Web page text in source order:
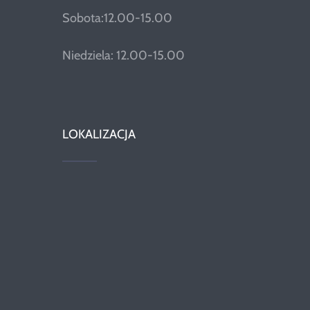
Sobota:12.00-15.00
Niedziela: 12.00-15.00
LOKALIZACJA